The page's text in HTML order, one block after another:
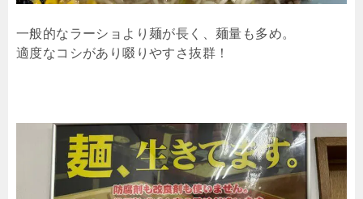
一般的なラーショより麺が長く、麺量も多め。
適度なコシがあり啜りやすさ抜群！